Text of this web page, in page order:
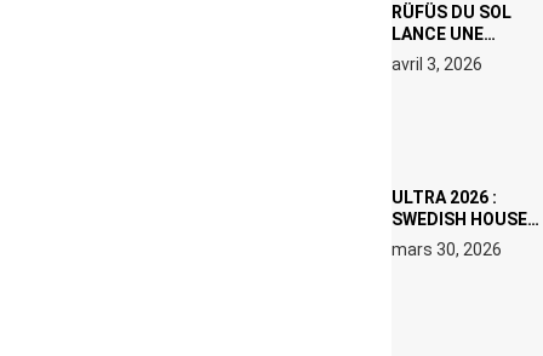
RÜFÜS DU SOL
LANCE UNE
RÉSIDENCE DJ
SET DE QUATRE
avril 3, 2026
ULTRA 2026 :
SWEDISH HOUSE
MAFIA RETROUVE
ERIC PRYDZ DANS
mars 30, 2026